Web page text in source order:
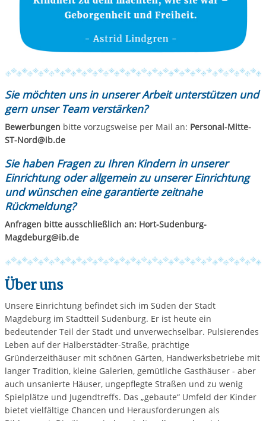
Sie möchten uns in unserer Arbeit unterstützen und
gern unser Team verstärken?
Bewerbungen bitte vorzugsweise per Mail an: Personal-Mitte-
ST-Nord@ib.de
Sie haben Fragen zu Ihren Kindern in unserer
Einrichtung oder allgemein zu unserer Einrichtung
und wünschen eine garantierte zeitnahe
Rückmeldung?
Anfragen bitte ausschließlich an: Hort-Sudenburg-
Magdeburg@ib.de
Über uns
Unsere Einrichtung befindet sich im Süden der Stadt
Magdeburg im Stadtteil Sudenburg. Er ist heute ein
bedeutender Teil der Stadt und unverwechselbar. Pulsierendes
Leben auf der Halberstädter-Straße, prächtige
Gründerzeithäuser mit schönen Gärten, Handwerksbetriebe mit
langer Tradition, kleine Galerien, gemütliche Gasthäuser - aber
auch unsanierte Häuser, ungepflegte Straßen und zu wenig
Spielplätze und Jugendtreffs. Das „gebaute“ Umfeld der Kinder
bietet vielfältige Chancen und Herausforderungen als